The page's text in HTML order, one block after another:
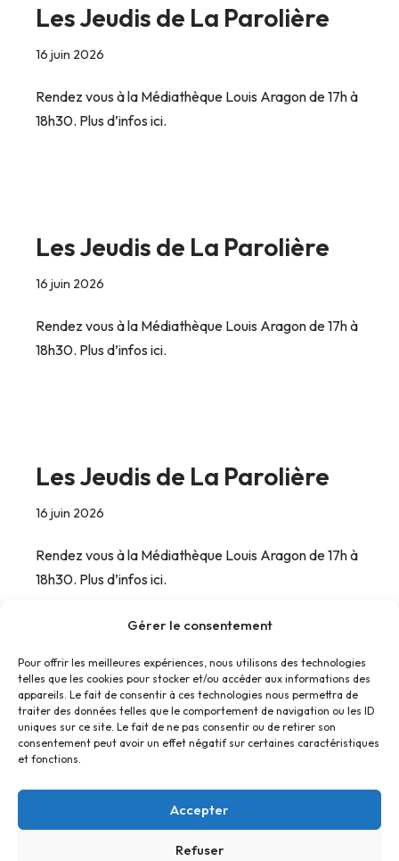
Gérer le consentement
Pour offrir les meilleures expériences, nous utilisons des technologies
telles que les cookies pour stocker et/ou accéder aux informations des
appareils. Le fait de consentir à ces technologies nous permettra de
traiter des données telles que le comportement de navigation ou les ID
uniques sur ce site. Le fait de ne pas consentir ou de retirer son
consentement peut avoir un effet négatif sur certaines caractéristiques
et fonctions.
Accepter
Refuser
Les Jeudis de La Parolière
16 juin 2026
Rendez vous à la Médiathèque Louis Aragon de 17h à
18h30. Plus d’infos ici.
Les Jeudis de La Parolière
16 juin 2026
Rendez vous à la Médiathèque Louis Aragon de 17h à
18h30. Plus d’infos ici.
Les Jeudis de La Parolière
16 juin 2026
Rendez vous à la Médiathèque Louis Aragon de 17h à
18h30. Plus d’infos ici.
1 2 3 … 5 Suivant »
Contact